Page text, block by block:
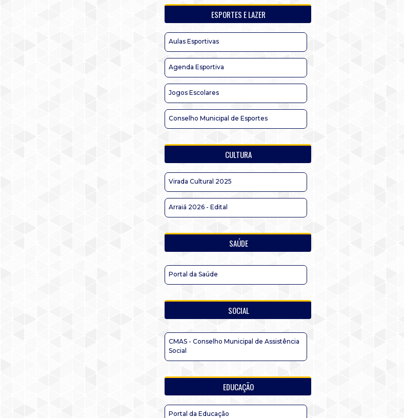
ESPORTES E LAZER
Aulas Esportivas
Agenda Esportiva
Jogos Escolares
Conselho Municipal de Esportes
CULTURA
Virada Cultural 2025
Arraiá 2026 - Edital
SAÚDE
Portal da Saúde
SOCIAL
CMAS - Conselho Municipal de Assistência
Social
EDUCAÇÃO
Portal da Educação